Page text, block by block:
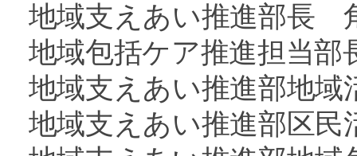
地域支えあい推進部長
地域包括ケア推進担当
地域支えあい推進部地
地域支えあい推進部区